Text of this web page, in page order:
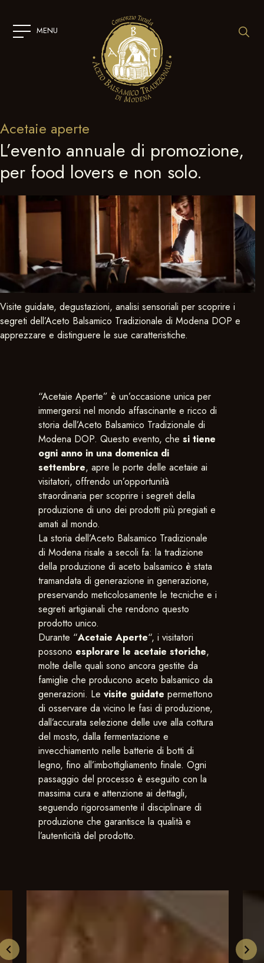
CONTENT MENU
Acetaie aperte
L’evento annuale di promozione,
per food lovers e non solo.
Visite guidate, degustazioni, analisi sensoriali per scoprire i
segreti dell’Aceto Balsamico Tradizionale di Modena DOP e
apprezzare e distinguere le sue caratteristiche.
“Acetaie Aperte” è un’occasione unica per
immergersi nel mondo affascinante e ricco di
storia dell’Aceto Balsamico Tradizionale di
Modena DOP. Questo evento, che si tiene
ogni anno in una domenica di
settembre, apre le porte delle acetaie ai
visitatori, offrendo un’opportunità
straordinaria per scoprire i segreti della
produzione di uno dei prodotti più pregiati e
amati al mondo.
La storia dell’Aceto Balsamico Tradizionale
di Modena risale a secoli fa: la tradizione
della produzione di aceto balsamico è stata
tramandata di generazione in generazione,
preservando meticolosamente le tecniche e i
segreti artigianali che rendono questo
prodotto unico​​​​.
Durante “Acetaie Aperte“, i visitatori
possono esplorare le acetaie storiche,
molte delle quali sono ancora gestite da
famiglie che producono aceto balsamico da
generazioni. Le visite guidate permettono
di osservare da vicino le fasi di produzione,
dall’accurata selezione delle uve alla cottura
del mosto, dalla fermentazione e
invecchiamento nelle batterie di botti di
legno, fino all’imbottigliamento finale. Ogni
passaggio del processo è eseguito con la
massima cura e attenzione ai dettagli,
seguendo rigorosamente il disciplinare di
produzione che garantisce la qualità e
l’autenticità del prodotto​​.